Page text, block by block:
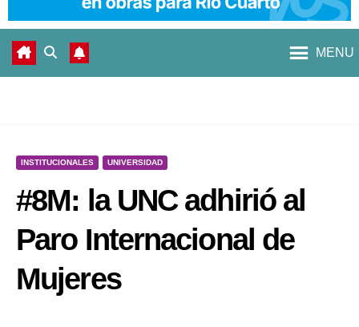
MENU
INSTITUCIONALES UNIVERSIDAD
#8M: la UNC adhirió al
Paro Internacional de
Mujeres